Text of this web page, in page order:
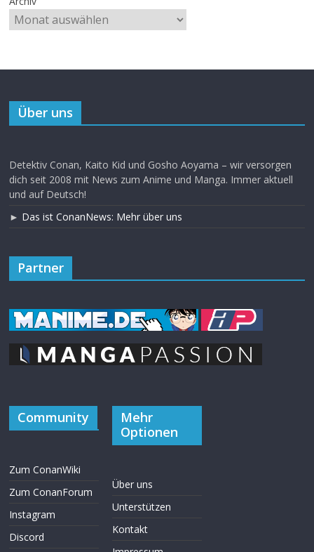
Über uns
Detektiv Conan, Kaito Kid und Gosho Aoyama – wir versorgen
dich seit 2008 mit News zum Anime und Manga. Immer aktuell
und auf Deutsch!
► Das ist ConanNews: Mehr über uns
Partner
Community
Zum ConanWiki
Zum ConanForum
Instagram
Discord
Mehr
Optionen
Über uns
Unterstützen
Kontakt